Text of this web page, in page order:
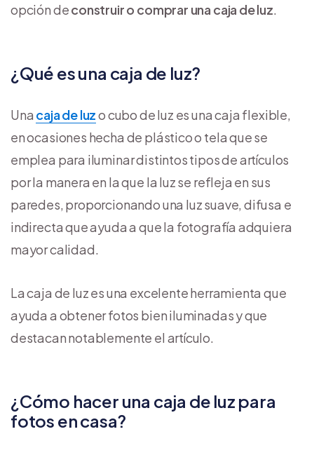
opción deconstruir o comprar una caja de luz.
¿Qué es una caja de luz?
Una caja de luzo cubo de luz es una caja flexible,
en ocasiones hecha de plástico o tela que se
emplea para iluminar distintos tipos de artículos
por la manera en la que la luz se refleja en sus
paredes, proporcionando una luz suave, difusa e
indirecta que ayuda a que la fotografía adquiera
mayor calidad.
La caja de luz es una excelente herramienta que
ayuda a obtener fotos bien iluminadas y que
destacan notablemente el artículo.
¿Cómo hacer una caja de luz para
fotos en casa?